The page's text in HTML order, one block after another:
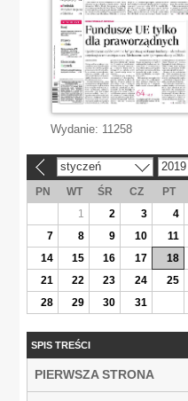
Wydanie: 11258
styczeń 2019
PN WT ŚR CZ PT
1
2 3 4
7
8 9 10 11
14
15 16 17 18
21
22 23 24 25
28
29 30 31
SPIS TREŚCI
PIERWSZA STRONA